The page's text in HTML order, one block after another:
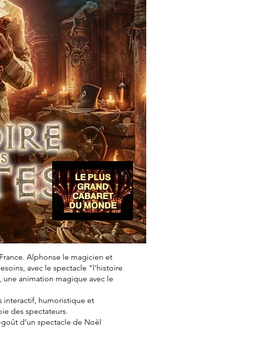
Alphonse le magicien et
avec le spectacle "l'histoire
une animation magique avec le
interactif, humoristique et
des spectateurs.
d’un spectacle de Noël